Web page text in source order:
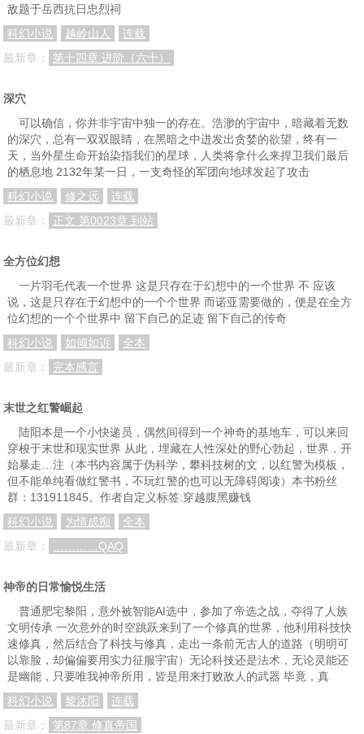
敌题于岳西抗日忠烈祠
科幻小说
越岭山人
连载
最新章：
第十四章 进阶（六十）
深穴
可以确信，你并非宇宙中独一的存在。浩渺的宇宙中，暗藏着无数
的深穴，总有一双双眼睛，在黑暗之中迸发出贪婪的欲望，终有一
天，当外星生命开始染指我们的星球，人类将拿什么来捍卫我们最后
的栖息地 2132年某一日，一支奇怪的军团向地球发起了攻击
科幻小说
修之远
连载
最新章：
正文 第0023章 到站
全方位幻想
一片羽毛代表一个世界 这是只存在于幻想中的一个世界 不 应该
说，这是只存在于幻想中的一个个世界 而诺亚需要做的，便是在全方
位幻想的一个个世界中 留下自己的足迹 留下自己的传奇
科幻小说
如倾如诉
全本
最新章：
完本感言
末世之红警崛起
陆阳本是一个小快递员，偶然间得到一个神奇的基地车，可以来回
穿梭于末世和现实世界 从此，埋藏在人性深处的野心勃起，世界，开
始暴走…注（本书内容属于伪科学，攀科技树的文，以红警为模板，
但不能单纯看做红警书，不玩红警的也可以无障碍阅读）本书粉丝
群：131911845。作者自定义标签:穿越腹黑赚钱
科幻小说
为情成痴
全本
最新章：
…………QAQ
神帝的日常愉悦生活
普通肥宅黎阳，意外被智能AI选中，参加了帝选之战，夺得了人族
文明传承 一次意外的时空跳跃来到了一个修真的世界，他利用科技快
速修真，然后结合了科技与修真，走出一条前无古人的道路（明明可
以靠脸，却偏偏要用实力征服宇宙）无论科技还是法术，无论灵能还
是幽能，只要唯我神帝所用，皆是用来打败敌人的武器 毕竟，真
科幻小说
黎沐阳
连载
最新章：
第87章 修真帝国